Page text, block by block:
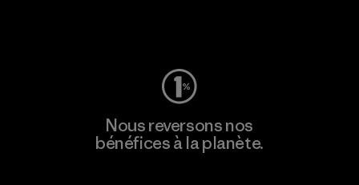
Nous reversons nos
bénéfices à la planète.